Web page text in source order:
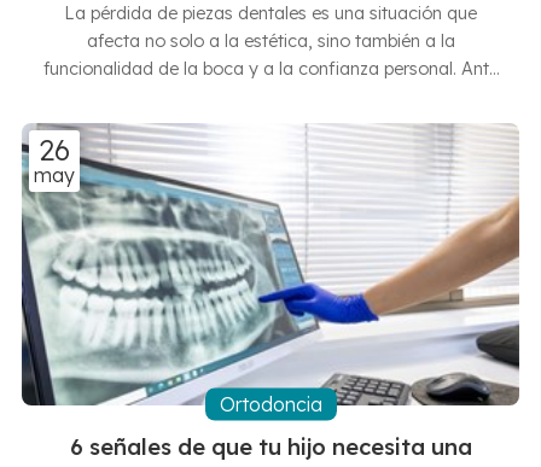
La pérdida de piezas dentales es una situación que
afecta no solo a la estética, sino también a la
funcionalidad de la boca y a la confianza personal. Ante
más eficaz y duradera. Ahora bien, son muchos los
pacientes que nos preguntan en las Clínicas Dentales
Francisco Hernández Vallejo si es factible ponerse
implantes teniendo periodontitis. La respuesta corta es sí,
pero con matices fundamentales. La periodontitis,
conocida comúnmente como enfermedad de las encías,
es una infección grave que daña los tejidos blandos y
destruye el hueso
26
may
6 señales de que tu hijo necesita una
Ortodoncia